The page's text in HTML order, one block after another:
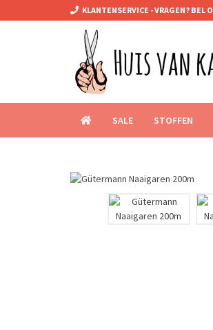
KLANTENSERVICE - VRAGEN? BEL
SALE STOFFEN